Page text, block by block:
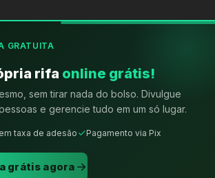
GRATUITA
rifa online grátis!
sem tirar nada do bolso. Divulgue
e gerencie tudo em um só lugar.
taxa de adesão Pagamento via Pix
grátis agora